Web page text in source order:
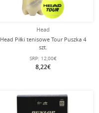
Head
Head Piłki tenisowe Tour Puszka 4
szt.
SRP: 12,00€
8,22€